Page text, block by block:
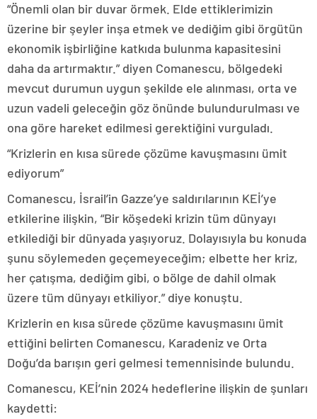
“Önemli olan bir duvar örmek. Elde ettiklerimizin
üzerine bir şeyler inşa etmek ve dediğim gibi örgütün
ekonomik işbirliğine katkıda bulunma kapasitesini
daha da artırmaktır.” diyen Comanescu, bölgedeki
mevcut durumun uygun şekilde ele alınması, orta ve
uzun vadeli geleceğin göz önünde bulundurulması ve
ona göre hareket edilmesi gerektiğini vurguladı.
“Krizlerin en kısa sürede çözüme kavuşmasını ümit
ediyorum”
Comanescu, İsrail’in Gazze’ye saldırılarının KEİ’ye
etkilerine ilişkin, “Bir köşedeki krizin tüm dünyayı
etkilediği bir dünyada yaşıyoruz. Dolayısıyla bu konuda
şunu söylemeden geçemeyeceğim; elbette her kriz,
her çatışma, dediğim gibi, o bölge de dahil olmak
üzere tüm dünyayı etkiliyor.” diye konuştu.
Krizlerin en kısa sürede çözüme kavuşmasını ümit
ettiğini belirten Comanescu, Karadeniz ve Orta
Doğu’da barışın geri gelmesi temennisinde bulundu.
Comanescu, KEİ’nin 2024 hedeflerine ilişkin de şunları
kaydetti: